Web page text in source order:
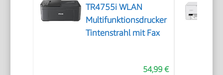
TR4755i WLAN
Multifunktionsdrucker
Tintenstrahl mit Fax
54,99 €